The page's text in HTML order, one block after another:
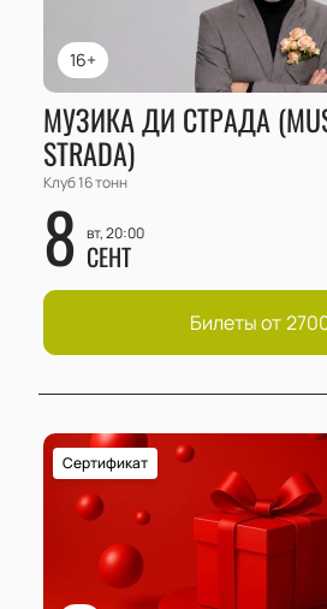
16+
МУЗИКА ДИ СТРАДА
STRADA)
Клуб 16 тонн
8 вт, 20:00
СЕНТ
Билеты от
Сертификат